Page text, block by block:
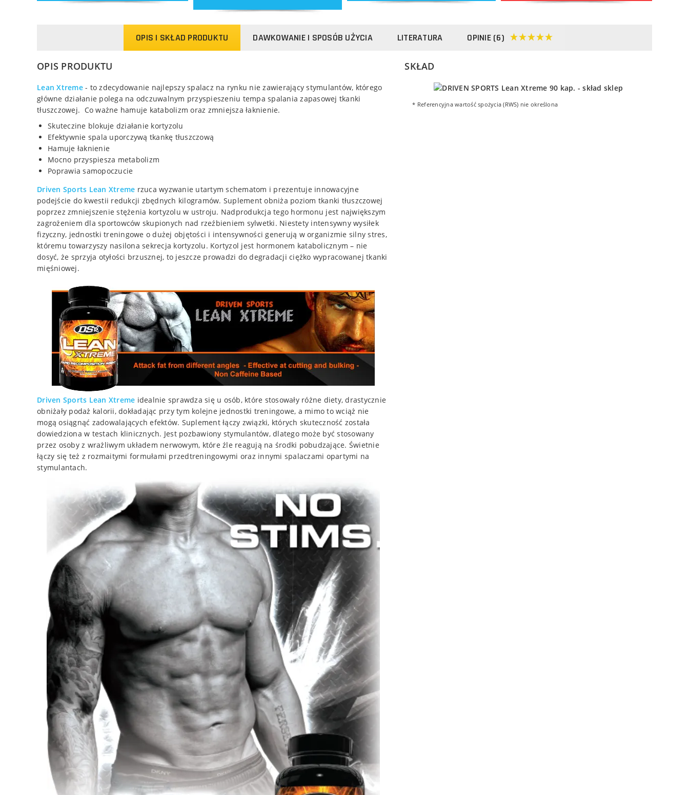
OPIS I SKŁAD PRODUKTU DAWKOWANIE I SPOSÓB UŻYCIA LITERATURA OPINIE (6)
OPIS PRODUKTU
Lean Xtreme- to zdecydowanie najlepszy spalacz na rynku nie zawierający stymulantów, którego
główne działanie polega na odczuwalnym przyspieszeniu tempa spalania zapasowej tkanki
tłuszczowej. Co ważne hamuje katabolizm oraz zmniejsza łaknienie.
Skuteczine blokuje działanie kortyzolu
Efektywnie spala uporczywą tkankę tłuszczową
Hamuje łaknienie
Mocno przyspiesza metabolizm
Poprawia samopoczucie
Driven Sports Lean Xtreme rzuca wyzwanie utartym schematom i prezentuje innowacyjne
podejście do kwestii redukcji zbędnych kilogramów. Suplement obniża poziom tkanki tłuszczowej
poprzez zmniejszenie stężenia kortyzolu w ustroju. Nadprodukcja tego hormonu jest największym
zagrożeniem dla sportowców skupionych nad rzeźbieniem sylwetki. Niestety intensywny wysiłek
fizyczny, jednostki treningowe o dużej objętości i intensywności generują w organizmie silny stres,
któremu towarzyszy nasilona sekrecja kortyzolu. Kortyzol jest hormonem katabolicznym – nie
dosyć, że sprzyja otyłości brzusznej, to jeszcze prowadzi do degradacji ciężko wypracowanej tkanki
mięśniowej.
Driven Sports Lean Xtreme idealnie sprawdza się u osób, które stosowały różne diety, drastycznie
obniżały podaż kalorii, dokładając przy tym kolejne jednostki treningowe, a mimo to wciąż nie
mogą osiągnąć zadowalających efektów. Suplement łączy związki, których skuteczność została
dowiedziona w testach klinicznych. Jest pozbawiony stymulantów, dlatego może być stosowany
przez osoby z wrażliwym układem nerwowym, które źle reagują na środki pobudzające. Świetnie
łączy się też z rozmaitymi formułami przedtreningowymi oraz innymi spalaczami opartymi na
stymulantach.
SKŁAD
* Referencyjna wartość spożycia (RWS) nie określona